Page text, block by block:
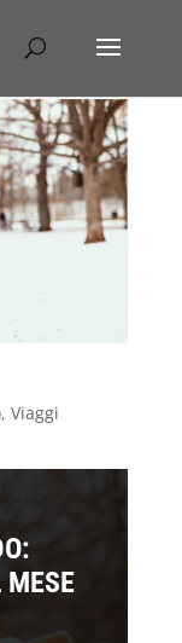
, Viaggi
MESE